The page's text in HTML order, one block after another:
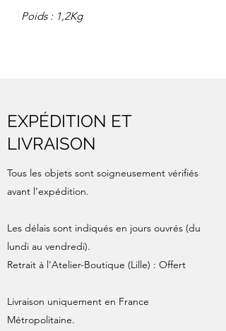
Poids : 1,2Kg
EXPÉDITION ET
LIVRAISON
Tous les objets sont soigneusement vérifiés
avant l’expédition.
Les délais sont indiqués en jours ouvrés (du
lundi au vendredi).
Retrait à l'Atelier-Boutique (Lille) : Offert
Livraison uniquement en France
Métropolitaine.